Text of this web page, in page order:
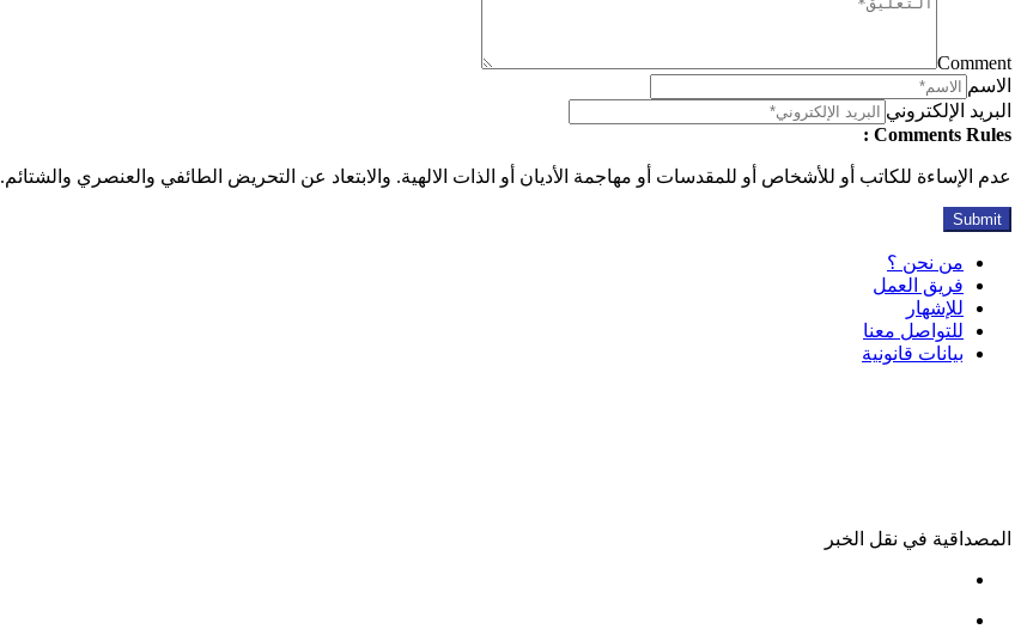
Comment
الاسم
البريد الإلكتروني
Comments Rules :
عدم الإساءة للكاتب أو للأشخاص أو للمقدسات أو مهاجمة الأديان أو الذات الالهية. والابتعاد عن التحريض الطائفي والعنصري والشتائم.
من نحن ؟
فريق العمل
للإشهار
للتواصل معنا
بيانات قانونية
المصداقية في نقل الخبر